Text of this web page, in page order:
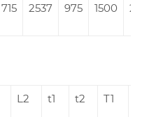
715 2537 975 1500
L2 t1 t2 T1